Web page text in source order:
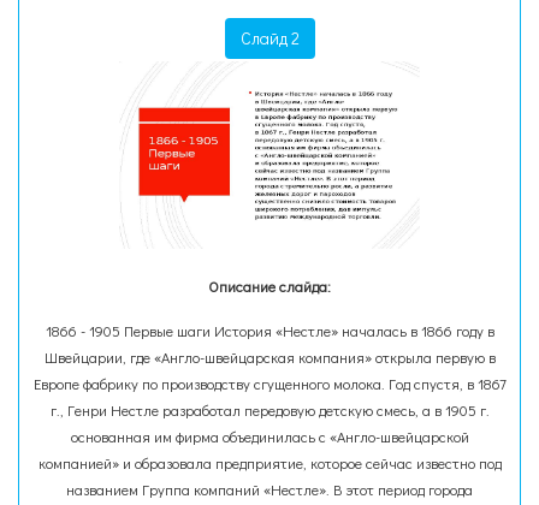
Слайд 2
Описание слайда:
1866 - 1905 Первые шаги История «Нестле» началась в 1866 году в
Швейцарии, где «Англо-швейцарская компания» открыла первую в
Европе фабрику по производству сгущенного молока. Год спустя, в 1867
г., Генри Нестле разработал передовую детскую смесь, а в 1905 г.
основанная им фирма объединилась с «Англо-швейцарской
компанией» и образовала предприятие, которое сейчас известно под
названием Группа компаний «Нестле». В этот период города